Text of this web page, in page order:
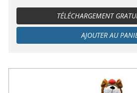
TÉLÉCHARGEMENT
AJOUTER AU